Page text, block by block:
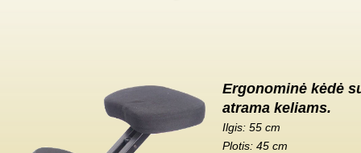
Ergonominė kėdė
atrama keliams.
Ilgis: 55 cm
Plotis: 45 cm